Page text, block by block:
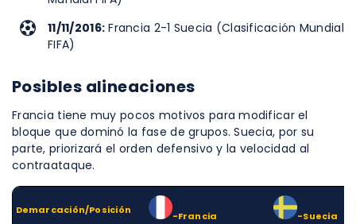
11/11/2016: Francia 2-1 Suecia (Clasificación Mundial
FIFA)
Posibles alineaciones
Francia tiene muy pocos motivos para modificar el
bloque que dominó la fase de grupos. Suecia, por su
parte, priorizará el orden defensivo y la velocidad al
contraataque.
Demarcación/Posición -Francia -Suecia